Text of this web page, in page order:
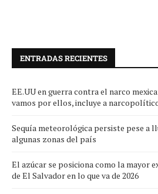
ENTRADAS RECIENTES
EE.UU en guerra contra el narco
vamos por ellos, incluye a
Sequía meteorológica persiste pese a
algunas zonas del país
El azúcar se posiciona como la mayor
de El Salvador en lo que va de 2026